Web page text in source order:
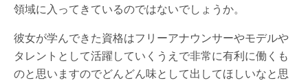
領域に入ってきているのではないでしょうか。
彼女が学んできた資格はフリーアナウンサーやモデルや
タレントとして活躍していくうえで非常に有利に働くも
のと思いますのでどんどん味として出してほしいなと思